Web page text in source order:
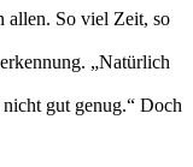
allen. So viel Zeit, so
„Natürlich
gut genug.“ Doch